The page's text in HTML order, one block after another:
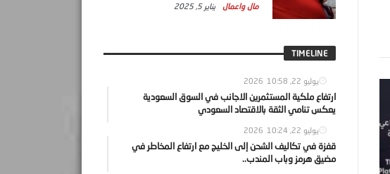
مال واعمال يناير 5, 2025
TIMELINE
يوليو 22, 2026 10:58
ارتفاع ملكية المستثمرين الاجانب في السوق السعودية
يعكس تنامي الثقة بالاقتصاد السعودي
يوليو 22, 2026 10:24
قفزة في تكاليف الشحن إلى الخليج مع ارتفاع المخاطر في
مضيق هرمز وباب المندب..